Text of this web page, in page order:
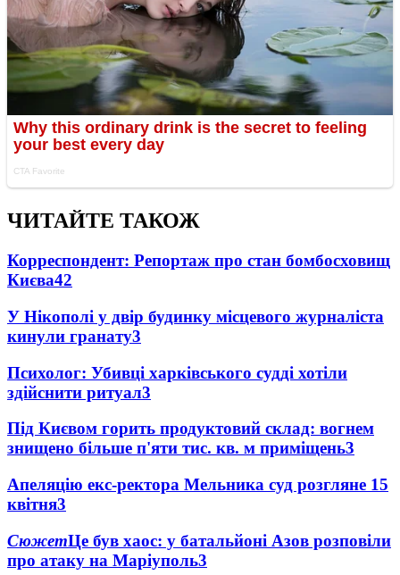
ЧИТАЙТЕ ТАКОЖ
Корреспондент: Репортаж про стан бомбосховищ
Києва42
У Нікополі у двір будинку місцевого журналіста
кинули гранату3
Психолог: Убивці харківського судді хотіли
здійснити ритуал3
Під Києвом горить продуктовий склад: вогнем
знищено більше п'яти тис. кв. м приміщень3
Апеляцію екс-ректора Мельника суд розгляне 15
квітня3
СюжетЦе був хаос: у батальйоні Азов розповіли
про атаку на Маріуполь3